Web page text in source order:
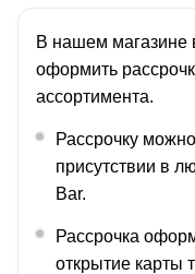
В нашем магазине
оформить
ассортимента.
Рассрочку
присутствии в
Bar.
Рассрочка
открытие карты